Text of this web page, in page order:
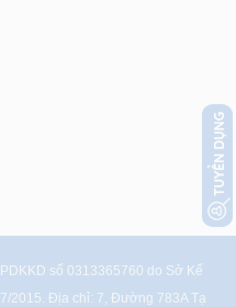
số 0313365760 do Sở Kế
2015. Địa chỉ: 7, Đường 783A Tạ